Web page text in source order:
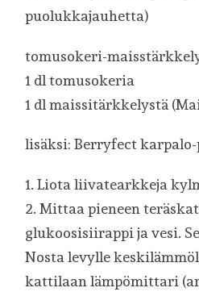
puolukkajauhetta)
tomusokeri-
1 dl tomusokeria
1 dl maissitärkkelystä
lisäksi: Berryfect
1. Liota liivatearkkeja
2. Mittaa pieneen
glukoosisiirappi ja vesi.
Nosta levylle
kattilaan lämpömittari